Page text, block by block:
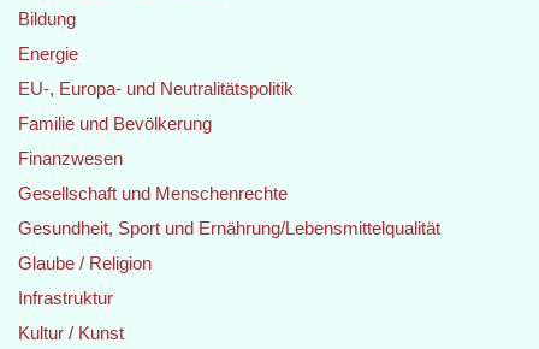
Bildung
Energie
EU-, Europa- und Neutralitätspolitik
Familie und Bevölkerung
Finanzwesen
Gesellschaft und Menschenrechte
Gesundheit, Sport und Ernährung/Lebensmittelqualität
Glaube / Religion
Infrastruktur
Kultur / Kunst